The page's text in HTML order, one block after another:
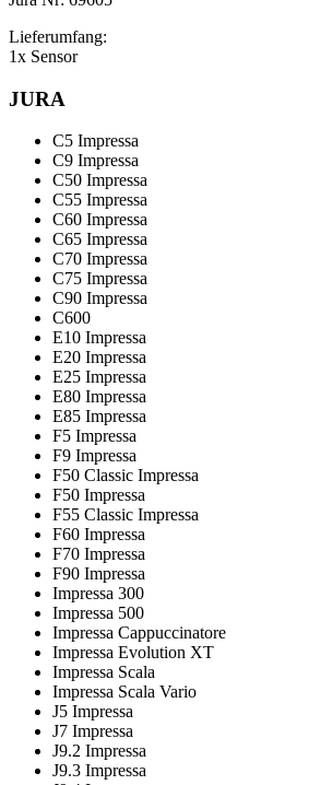
Lieferumfang:
1x Sensor
JURA
C5 Impressa
C9 Impressa
C50 Impressa
C55 Impressa
C60 Impressa
C65 Impressa
C70 Impressa
C75 Impressa
C90 Impressa
C600
E10 Impressa
E20 Impressa
E25 Impressa
E80 Impressa
E85 Impressa
F5 Impressa
F9 Impressa
F50 Classic Impressa
F50 Impressa
F55 Classic Impressa
F60 Impressa
F70 Impressa
F90 Impressa
Impressa 300
Impressa 500
Impressa Cappuccinatore
Impressa Evolution XT
Impressa Scala
Impressa Scala Vario
J5 Impressa
J7 Impressa
J9.2 Impressa
J9.3 Impressa